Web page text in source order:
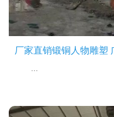
厂家直销锻铜人物雕塑
...